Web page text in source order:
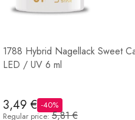
1788 Hybrid Nagellack Sweet
LED / UV 6 ml
3,49 € -40%
Regular price:5,81 €